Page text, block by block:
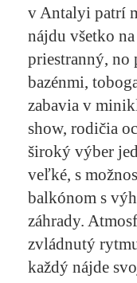
v Antalyi patrí
nájdu všetko
priestranný, no
bazénmi,
zabavia v
show, rodičia
široký výber
veľké, s
balkónom s
záhrady.
zvládnutý
každý nájde